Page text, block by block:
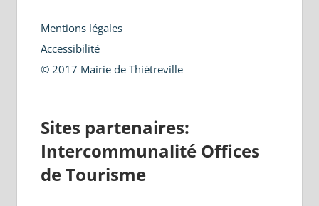
Mentions légales
Accessibilité
© 2017 Mairie de Thiétreville
Sites partenaires:
Intercommunalité Offices
de Tourisme